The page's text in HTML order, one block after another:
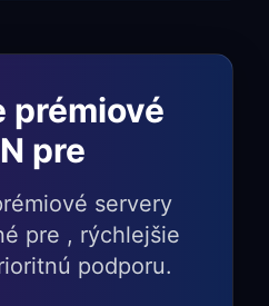
Network
pripojenia a typ
PlayStation Store,
VPN funguje
hrania
prémiové
pre
servery
pre , rýchlejšie
podporu.